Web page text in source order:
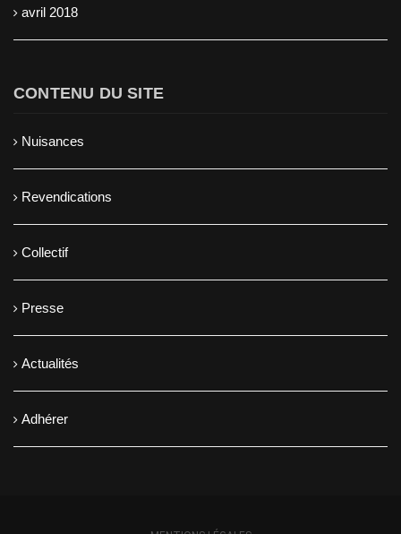
avril 2018
CONTENU DU SITE
Nuisances
Revendications
Collectif
Presse
Actualités
Adhérer